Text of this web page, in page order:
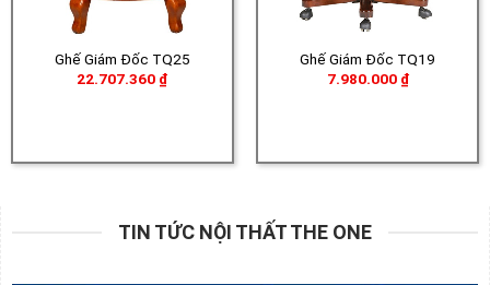
Ghế Giám Đốc TQ25
22.707.360 ₫
Ghế Giám Đốc TQ19
7.980.000 ₫
TIN TỨC NỘI THẤT THE ONE